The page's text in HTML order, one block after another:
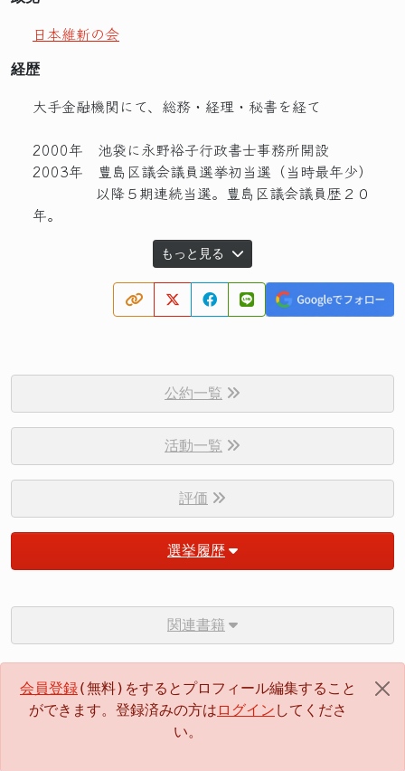
日本維新の会
経歴
大手金融機関にて、総務・経理・秘書を経て
2000年 池袋に永野裕子行政書士事務所開設
2003年 豊島区議会議員選挙初当選（当時最年少）
以降５期連続当選。豊島区議会議員歴２０
年。
もっと見る
公約一覧
活動一覧
評価
選挙履歴
関連書籍
会員登録(無料)をするとプロフィール編集すること
ができます。登録済みの方は ログイン してくださ
い。